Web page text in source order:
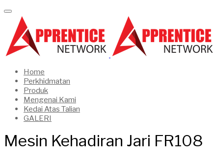
Home
Perkhidmatan
Produk
Mengenai Kami
Kedai Atas Talian
GALERI
Mesin Kehadiran Jari FR108